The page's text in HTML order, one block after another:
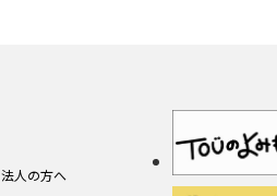
法人の方へ